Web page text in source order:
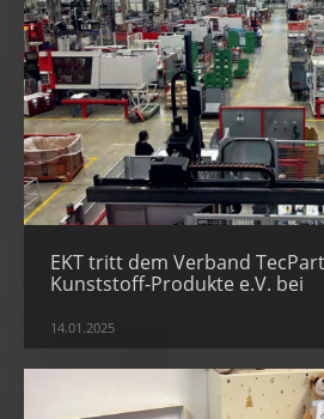
EKT tritt dem Verband
Kunststoff-Produkte e.V. bei
14.01.2025